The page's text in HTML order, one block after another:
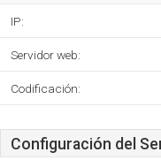
IP:
Servidor web:
Codificación:
Configuración del